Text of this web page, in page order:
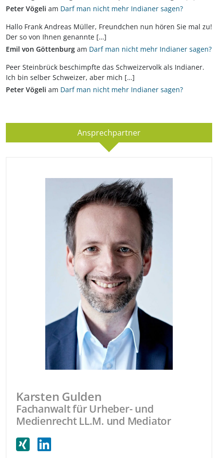
Peter Vögeli am Darf man nicht mehr Indianer sagen?
Hallo Frank Andreas Müller, Freundchen nun hören Sie mal zu!
Der so von Ihnen genannte […]
Emil von Göttenburg am Darf man nicht mehr Indianer sagen?
Peer Steinbrück beschimpfte das Schweizervolk als Indianer.
Ich bin selber Schweizer, aber mich […]
Peter Vögeli am Darf man nicht mehr Indianer sagen?
Ansprechpartner
Karsten Gulden
Fachanwalt für Urheber- und
Medienrecht LL.M. und Mediator